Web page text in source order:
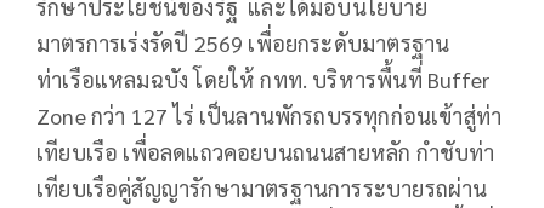
รักษาประโยชน์ของรัฐ และได้มอบนโยบาย
มาตรการเร่งรัดปี 2569 เพื่อยกระดับมาตรฐาน
ท่าเรือแหลมฉบัง โดยให้ กทท. บริหารพื้นที่ Buffer
Zone กว่า 127 ไร่ เป็นลานพักรถบรรทุกก่อนเข้าสู่ท่า
เทียบเรือ เพื่อลดแถวคอยบนถนนสายหลัก กำชับท่า
เทียบเรือคู่สัญญารักษามาตรฐานการระบายรถผ่าน